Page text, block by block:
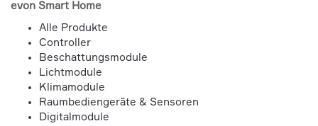
evon Smart Home
Alle Produkte
Controller
Beschattungsmodule
Lichtmodule
Klimamodule
Raumbediengeräte & Sensoren
Digitalmodule